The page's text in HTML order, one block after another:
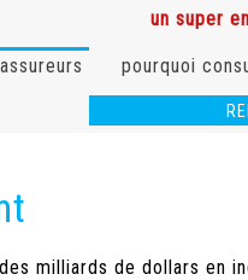
un super
assureurs pourquoi
milliards de dollars en